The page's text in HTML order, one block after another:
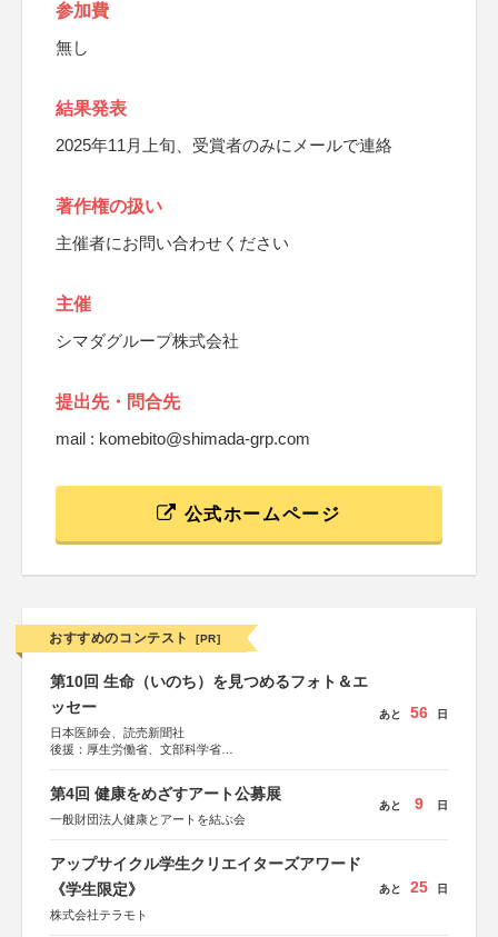
参加費
無し
結果発表
2025年11月上旬、受賞者のみにメールで連絡
著作権の扱い
主催者にお問い合わせください
主催
シマダグループ株式会社
提出先・問合先
mail : komebito@shimada-grp.com
公式ホームページ
おすすめのコンテスト [PR]
第10回 生命（いのち）を見つめるフォト＆エ
ッセー
日本医師会、読売新聞社
後援：厚生労働省、文部科学省
しん生命保険株式会社
あと 56 日
第4回 健康をめざすアート公募展
一般財団法人健康とアートを結ぶ会
あと 9 日
アップサイクル学生クリエイターズアワード
《学生限定》
株式会社テラモト
あと 25 日